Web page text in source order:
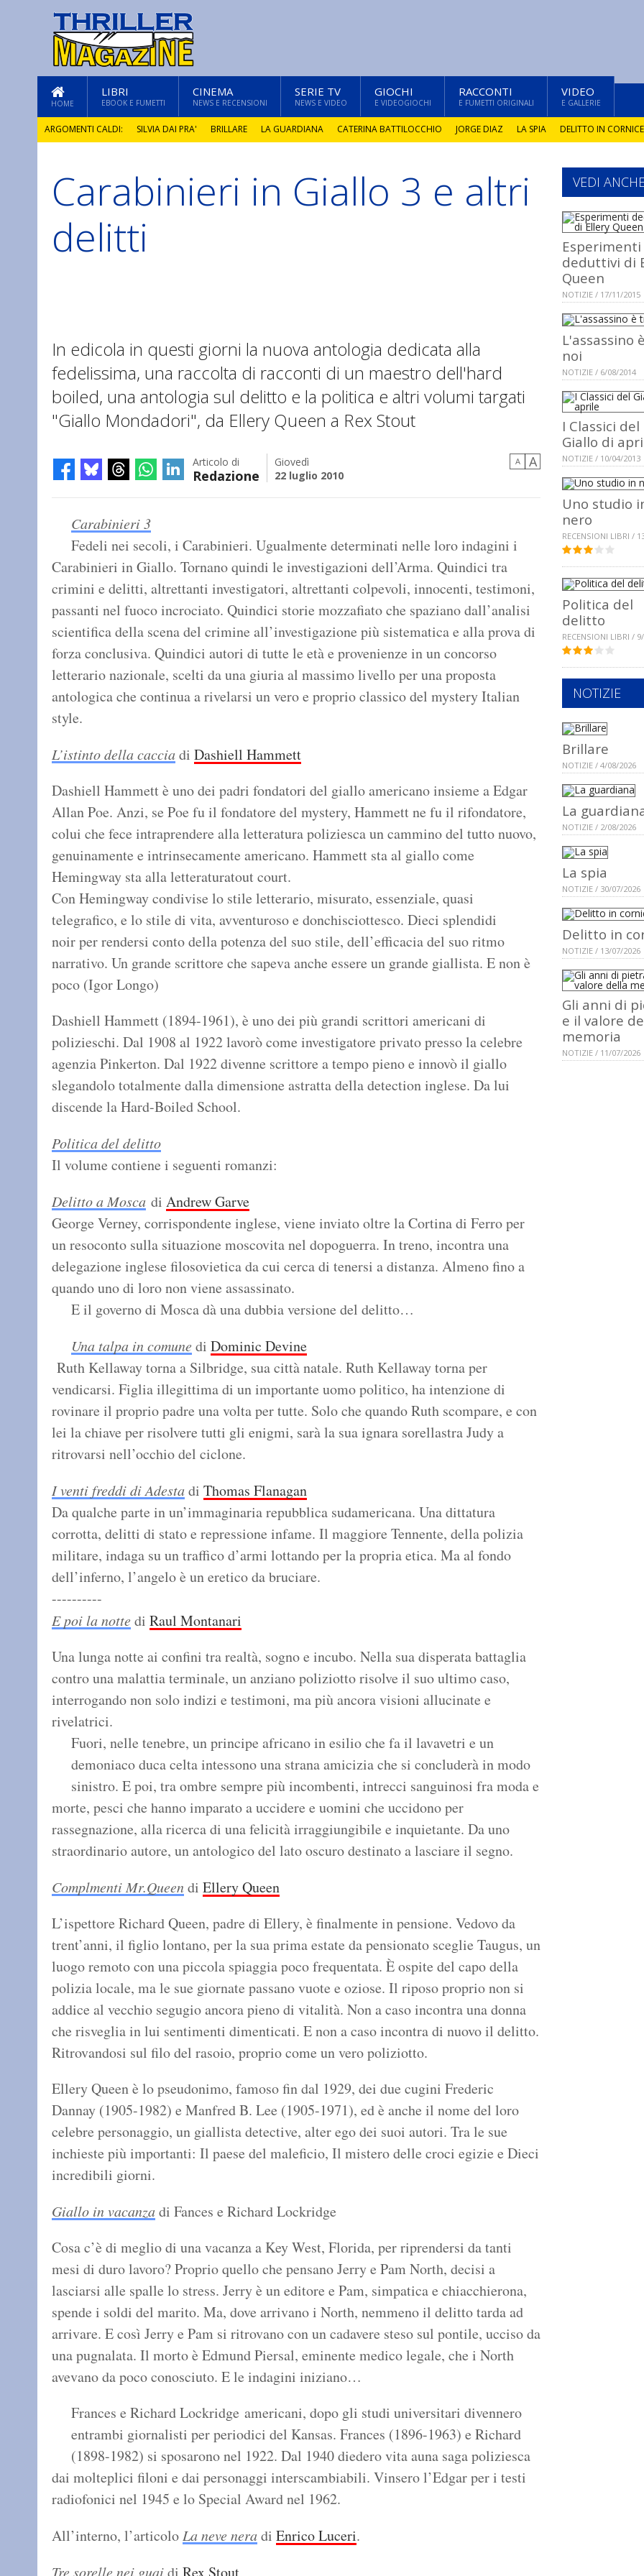
HOME
LIBRI
EBOOK E FUMETTI
CINEMA
NEWS E RECENSIONI
SERIE TV
NEWS E VIDEO
GIOCHI
E VIDEOGIOCHI
RACCONTI
E FUMETTI ORIGINALI
VIDEO
E GALLERIE
ARGOMENTI CALDI: SILVIA DAI PRA' BRILLARE LA GUARDIANA CATERINA BATTILOCCHIO JORGE DIAZ LA SPIA DELITTO IN CORNICE
GLI ANNI DI PIETRA
Carabinieri in Giallo 3 e altri
delitti
In edicola in questi giorni la nuova antologia dedicata alla
fedelissima, una raccolta di racconti di un maestro dell'hard
boiled, una antologia sul delitto e la politica e altri volumi targati
"Giallo Mondadori", da Ellery Queen a Rex Stout
Articolo di
Redazione
Giovedì
22 luglio 2010
A A
Carabinieri 3
Fedeli nei secoli, i Carabinieri. Ugualmente determinati nelle loro indagini i
Carabinieri in Giallo. Tornano quindi le investigazioni dell’Arma. Quindici tra
crimini e delitti, altrettanti investigatori, altrettanti colpevoli, innocenti, testimoni,
passanti nel fuoco incrociato. Quindici storie mozzafiato che spaziano dall’analisi
scientifica della scena del crimine all’investigazione più sistematica e alla prova di
forza conclusiva. Quindici autori di tutte le età e provenienze in un concorso
letterario nazionale, scelti da una giuria al massimo livello per una proposta
antologica che continua a rivelarsi un vero e proprio classico del mystery Italian
style.
L’istinto della cacciadi Dashiell Hammett
Dashiell Hammett è uno dei padri fondatori del giallo americano insieme a Edgar
Allan Poe. Anzi, se Poe fu il fondatore del mystery, Hammett ne fu il rifondatore,
colui che fece intraprendere alla letteratura poliziesca un cammino del tutto nuovo,
genuinamente e intrinsecamente americano. Hammett sta al giallo come
Hemingway sta alla letteraturatout court.
Con Hemingway condivise lo stile letterario, misurato, essenziale, quasi
telegrafico, e lo stile di vita, avventuroso e donchisciottesco. Dieci splendidi
noir per rendersi conto della potenza del suo stile, dell’efficacia del suo ritmo
narrativo. Un grande scrittore che sapeva anche essere un grande giallista. E non è
poco (Igor Longo)
Dashiell Hammett (1894-1961), è uno dei più grandi scrittori americani di
polizieschi. Dal 1908 al 1922 lavorò come investigatore privato presso la celebre
agenzia Pinkerton. Dal 1922 divenne scrittore a tempo pieno e innovò il giallo
slegandolo totalmente dalla dimensione astratta della detection inglese. Da lui
discende la Hard-Boiled School.
Politica del delitto
Il volume contiene i seguenti romanzi:
Delitto a Mosca di Andrew Garve
George Verney, corrispondente inglese, viene inviato oltre la Cortina di Ferro per
un resoconto sulla situazione moscovita nel dopoguerra. In treno, incontra una
delegazione inglese filosovietica da cui cerca di tenersi a distanza. Almeno fino a
quando uno di loro non viene assassinato.
E il governo di Mosca dà una dubbia versione del delitto…
Una talpa in comune di Dominic Devine
Ruth Kellaway torna a Silbridge, sua città natale. Ruth Kellaway torna per
vendicarsi. Figlia illegittima di un importante uomo politico, ha intenzione di
rovinare il proprio padre una volta per tutte. Solo che quando Ruth scompare, e con
lei la chiave per risolvere tutti gli enigmi, sarà la sua ignara sorellastra Judy a
ritrovarsi nell’occhio del ciclone.
I venti freddi di Adestadi Thomas Flanagan
Da qualche parte in un’immaginaria repubblica sudamericana. Una dittatura
corrotta, delitti di stato e repressione infame. Il maggiore Tennente, della polizia
militare, indaga su un traffico d’armi lottando per la propria etica. Ma al fondo
dell’inferno, l’angelo è un eretico da bruciare.
----------
E poi la notte di Raul Montanari
Una lunga notte ai confini tra realtà, sogno e incubo. Nella sua disperata battaglia
contro una malattia terminale, un anziano poliziotto risolve il suo ultimo caso,
interrogando non solo indizi e testimoni, ma più ancora visioni allucinate e
rivelatrici.
Fuori, nelle tenebre, un principe africano in esilio che fa il lavavetri e un
demoniaco duca celta intessono una strana amicizia che si concluderà in modo
sinistro. E poi, tra ombre sempre più incombenti, intrecci sanguinosi fra moda e
morte, pesci che hanno imparato a uccidere e uomini che uccidono per
rassegnazione, alla ricerca di una felicità irraggiungibile e inquietante. Da uno
straordinario autore, un antologico del lato oscuro destinato a lasciare il segno.
Complmenti Mr.Queendi Ellery Queen
L’ispettore Richard Queen, padre di Ellery, è finalmente in pensione. Vedovo da
trent’anni, il figlio lontano, per la sua prima estate da pensionato sceglie Taugus, un
luogo remoto con una piccola spiaggia poco frequentata. È ospite del capo della
polizia locale, ma le sue giornate passano vuote e oziose. Il riposo proprio non si
addice al vecchio segugio ancora pieno di vitalità. Non a caso incontra una donna
che risveglia in lui sentimenti dimenticati. E non a caso incontra di nuovo il delitto.
Ritrovandosi sul filo del rasoio, proprio come un vero poliziotto.
Ellery Queen è lo pseudonimo, famoso fin dal 1929, dei due cugini Frederic
Dannay (1905-1982) e Manfred B. Lee (1905-1971), ed è anche il nome del loro
celebre personaggio, un giallista detective, alter ego dei suoi autori. Tra le sue
inchieste più importanti: Il paese del maleficio, Il mistero delle croci egizie e Dieci
incredibili giorni.
Giallo in vacanzadi Fances e Richard Lockridge
Cosa c’è di meglio di una vacanza a Key West, Florida, per riprendersi da tanti
mesi di duro lavoro? Proprio quello che pensano Jerry e Pam North, decisi a
lasciarsi alle spalle lo stress. Jerry è un editore e Pam, simpatica e chiacchierona,
spende i soldi del marito. Ma, dove arrivano i North, nemmeno il delitto tarda ad
arrivare. E così Jerry e Pam si ritrovano con un cadavere steso sul pontile, ucciso da
una pugnalata. Il morto è Edmund Piersal, eminente medico legale, che i North
avevano da poco conosciuto. E le indagini iniziano…
Frances e Richard Lockridge americani, dopo gli studi universitari divennero
entrambi giornalisti per periodici del Kansas. Frances (1896-1963) e Richard
(1898-1982) si sposarono nel 1922. Dal 1940 diedero vita auna saga poliziesca
dai molteplici filoni e dai personaggi interscambiabili. Vinsero l’Edgar per i testi
radiofonici nel 1945 e lo Special Award nel 1962.
All’interno, l’articoloLa neve neradi Enrico Luceri.
Tre sorelle nei guai
VEDI ANCHE
Esperimenti
deduttivi di
Queen
NOTIZIE / 17/11/2015
L'assassino
noi
NOTIZIE / 6/08/2014
I Classici del
Giallo di
NOTIZIE / 10/04/2013
Uno studio
nero
RECENSIONI LIBRI /
Politica del
delitto
RECENSIONI LIBRI /
NOTIZIE
Brillare
NOTIZIE / 4/08/2026
La
NOTIZIE / 2/08/2026
La spia
NOTIZIE / 30/07/2026
Delitto in
NOTIZIE / 13/07/2026
Gli anni di
e il valore
memoria
NOTIZIE / 11/07/2026